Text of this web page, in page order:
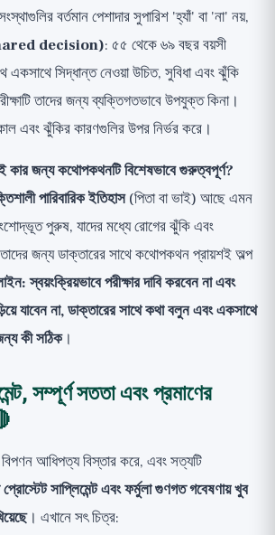
বর্তমান পেশাদার সুপারিশ 'হ্যাঁ' বা 'না' নয়,
decision): ৫৫ থেকে ৬৯ বছর বয়সী
একসাথে সিদ্ধান্ত নেওয়া উচিত, সুবিধা এবং ঝুঁকি
তাদের জন্য ব্যক্তিগতভাবে উপযুক্ত কিনা।
এবং ঝুঁকির কারণগুলির উপর নির্ভর করে।
কার জন্য কথোপকথনটি বিশেষভাবে গুরুত্বপূর্ণ?
পারিবারিক ইতিহাস(পিতা বা ভাই) আছে এমন
পুরুষ, যাদের মধ্যে রোগের ঝুঁকি এবং
জন্য ডাক্তারের সাথে কথোপকথন প্রায়শই অল্প
স্বয়ংক্রিয়ভাবে পরীক্ষার দাবি করবেন না এবং
যাবেন না, ডাক্তারের সাথে কথা বলুন এবং একসাথে
কী সঠিক।
সম্পূর্ণ সততা এবং প্রমাণের
বিপণন আধিপত্য বিস্তার করে, এবং সত্যটি
প্রোস্টেট সাপ্লিমেন্ট এবং ফর্মুলা গুণগত গবেষণায় খুব
। এখানে সৎ চিত্র: